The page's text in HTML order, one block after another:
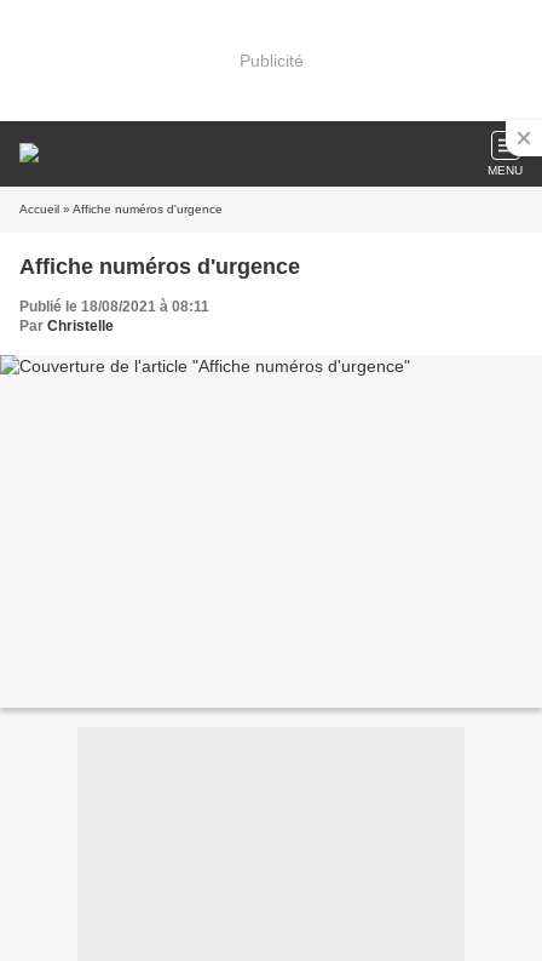
Publicité
MENU
Accueil » Affiche numéros d'urgence
Affiche numéros d'urgence
Publié le 18/08/2021 à 08:11
Par Christelle